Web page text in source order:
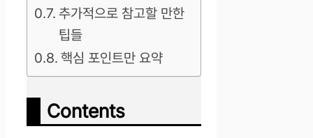
추가적으로 참고할 만한
팁들
핵심 포인트만 요약
Contents